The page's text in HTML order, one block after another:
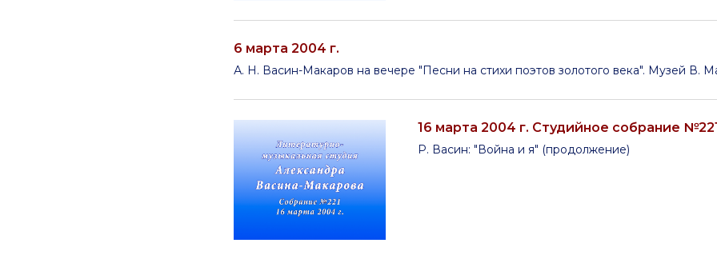
6 марта 2004 г.
А. Н. Васин-Макаров на вечере "Песни на стихи поэтов золотого века". Музей В.
16 марта 2004 г. Студийное собрание
Р. Васин: "Война и я" (продолжение)